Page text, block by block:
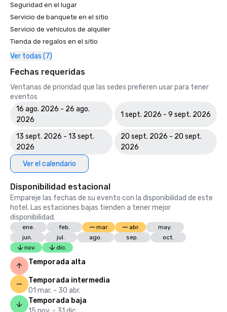
Seguridad en el lugar
Servicio de banquete en el sitio
Servicio de vehículos de alquiler
Tienda de regalos en el sitio
Ver todas (7)
Fechas requeridas
Ventanas de prioridad que las sedes prefieren usar para tener
eventos
16 ago. 2026 - 26 ago.
2026
1 sept. 2026 - 9 sept. 2026
13 sept. 2026 - 13 sept.
2026
20 sept. 2026 - 20 sept.
2026
Ver el calendario
Disponibilidad estacional
Empareje las fechas de su evento con la disponibilidad de este
hotel. Las estaciones bajas tienden a tener mejor
disponibilidad.
ene. feb. mar. abr.
may.
jun.
jul. ago. sep.
oct.
nov.
dic.
Temporada alta
Temporada intermedia
01 mar. - 30 abr.
Temporada baja